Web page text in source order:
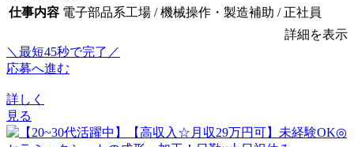
仕事内容 電子部品系工場 / 機械操作・製造補助 / 正社員
詳細を表示
＼最短45秒で完了／
応募へ進む
詳しく
見る